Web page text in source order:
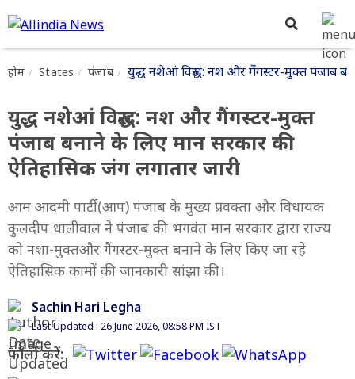
होम States पंजाब युद्ध नशेआं विरुद्ध: नश और गैंगस्टर-मुक्त पंजाब
युद्ध नशेआं विरुद्ध: नश और गैंगस्टर-मुक्त
पंजाब बनाने के लिए मान सरकार की
ऐतिहासिक जंग लगातार जारी
आम आदमी पार्टी (आप) पंजाब के मुख्य प्रवक्ता और विधायक
कुलदीप धालीवाल ने पंजाब की भगवंत मान सरकार द्वारा राज्य
को नशा-मुक्तऔर गैंगस्टर-मुक्त बनाने के लिए किए जा रहे
ऐतिहासिक कामों की जानकारी सांझा की।
Sachin Hari Legha
Last Updated : 26 June 2026, 08:58 PM IST
फॉलो करें: